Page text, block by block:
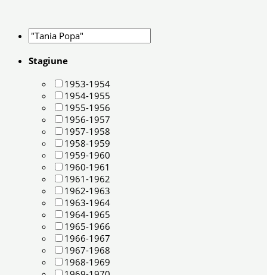
Stagiune
1953-1954
1954-1955
1955-1956
1956-1957
1957-1958
1958-1959
1959-1960
1960-1961
1961-1962
1962-1963
1963-1964
1964-1965
1965-1966
1966-1967
1967-1968
1968-1969